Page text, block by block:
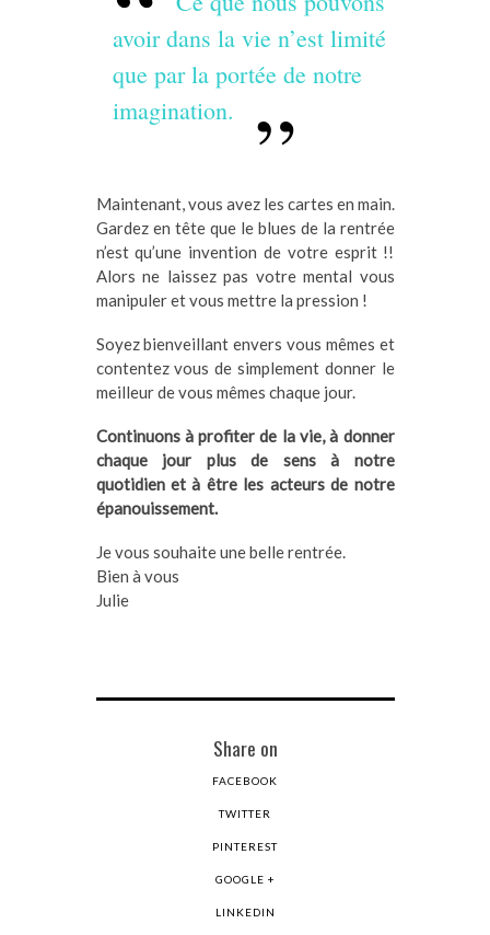
avoir dans la vie n’est limité
que par la portée de notre
imagination.
Maintenant, vous avez les cartes en main.
Gardez en tête que le blues de la rentrée
n’est qu’une invention de votre esprit !!
Alors ne laissez pas votre mental vous
manipuler et vous mettre la pression !
Soyez bienveillant envers vous mêmes et
contentez vous de simplement donner le
meilleur de vous mêmes chaque jour.
Continuons à profiter de la vie, à donner
chaque jour plus de sens à notre
quotidien et à être les acteurs de notre
épanouissement.
Je vous souhaite une belle rentrée.
Bien à vous
Julie
Share on
FACEBOOK
TWITTER
PINTEREST
GOOGLE +
LINKEDIN